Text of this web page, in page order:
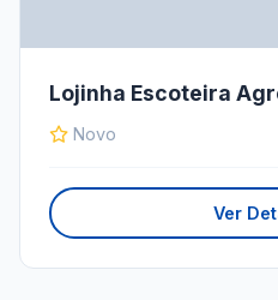
Lojinha Escoteira
Novo
Ver